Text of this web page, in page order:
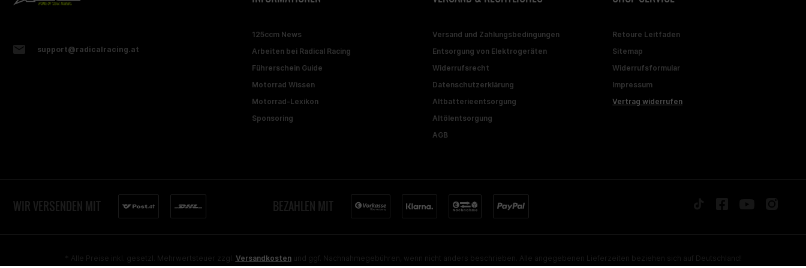
support@radicalracing.at
125ccm News
Arbeiten bei Radical Racing
Führerschein Guide
Motorrad Wissen
Motorrad-Lexikon
Sponsoring
Versand und Zahlungsbedingungen
Entsorgung von Elektrogeräten
Widerrufsrecht
Datenschutzerklärung
Altbatterieentsorgung
Altölentsorgung
AGB
Retoure Leitfaden
Sitemap
Widerrufsformular
Impressum
Vertrag widerrufen
WIR VERSENDEN MIT BEZAHLEN MIT
* Alle Preise inkl. gesetzl. Mehrwertsteuer zzgl. Versandkostenund ggf. Nachnahmegebühren, wenn nicht anders beschrieben. Alle angegebenen Lieferzeiten beziehen sich auf Deutschland!